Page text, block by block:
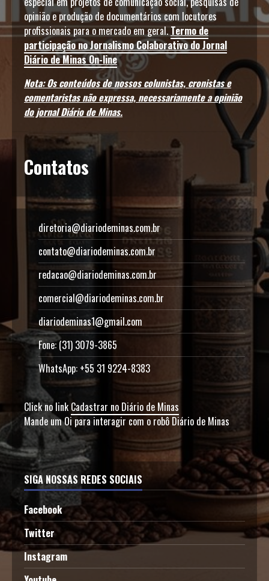
opinião e produção de documentários com locutores
profissionais para o mercado em geral.Termo de
participação no Jornalismo Colaborativo do Jornal
Diário de Minas On-line
Nota: Os conteúdos de nossos colunistas, cronistas e
comentaristas não expressa, necessariamente a opinião
do jornal Diário de Minas.
Contatos
diretoria@diariodeminas.com.br
contato@diariodeminas.com.br
redacao@diariodeminas.com.br
comercial@diariodeminas.com.br
diariodeminas1@gmail.com
Fone: (31) 3079-3865
WhatsApp: +55 31 9224-8383
Click no link Cadastrar no Diário de Minas
Mande um Oi para interagir com o robô Diário de Minas
SIGA NOSSAS REDES SOCIAIS
Facebook
Twitter
Instagram